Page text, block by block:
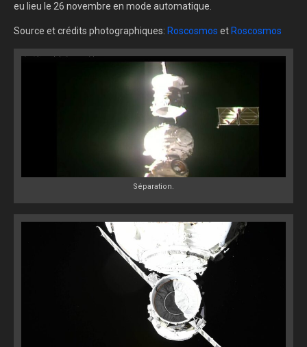
eu lieu le 26 novembre en mode automatique.
Source et crédits photographiques: Roscosmos et Roscosmos
Séparation.